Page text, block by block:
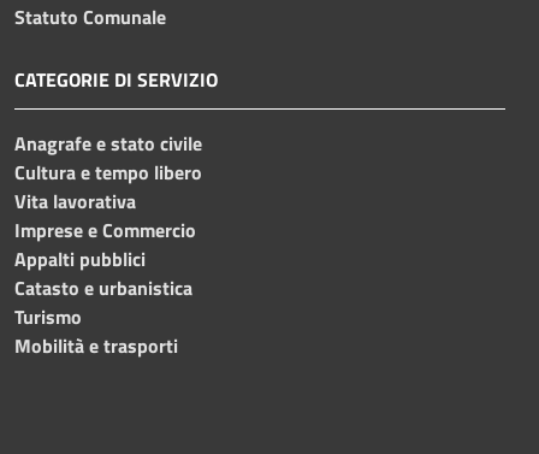
Statuto Comunale
CATEGORIE DI SERVIZIO
Anagrafe e stato civile
Cultura e tempo libero
Vita lavorativa
Imprese e Commercio
Appalti pubblici
Catasto e urbanistica
Turismo
Mobilità e trasporti